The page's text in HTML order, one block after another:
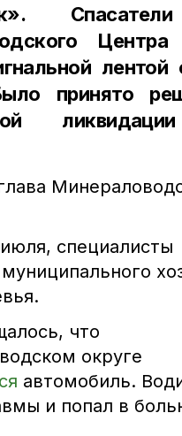
лентой
принято
специалисты
что
округе
автомобиль.
и попал в